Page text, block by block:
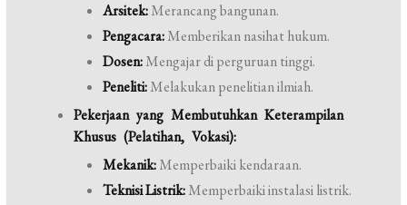
Arsitek:Merancang bangunan.
Pengacara:Memberikan nasihat hukum.
Dosen:Mengajar di perguruan tinggi.
Peneliti:Melakukan penelitian ilmiah.
Pekerjaan yang Membutuhkan Keterampilan
Khusus (Pelatihan, Vokasi):
Mekanik:Memperbaiki kendaraan.
Teknisi Listrik:Memperbaiki instalasi listrik.